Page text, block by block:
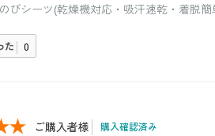
びシーツ(乾燥機対応・吸汗速乾・着脱
た 0
ご購入者様 購入確認済み